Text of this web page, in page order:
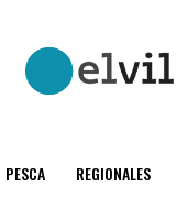
PESCA REGIONALES